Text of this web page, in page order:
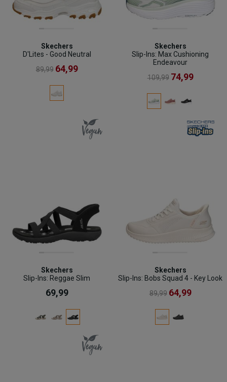
Skechers
D'Lites - Good Neutral
89,99 64,99
Skechers
Slip-Ins: Max Cushioning
Endeavour
109,99 74,99
Skechers
Slip-Ins: Reggae Slim
69,99
Skechers
Slip-Ins: Bobs Squad 4 - Key Look
89,99 64,99